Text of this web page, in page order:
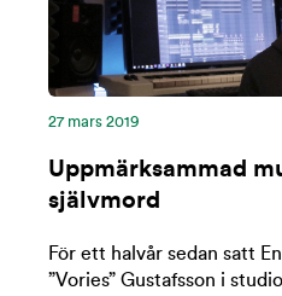
27 mars 2019
Uppmärksammad
självmord
För ett halvår sedan satt
”Vories” Gustafsson i